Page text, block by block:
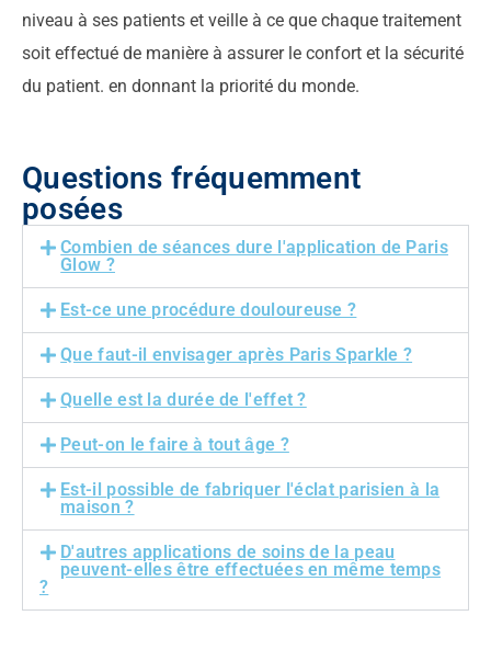
niveau à ses patients et veille à ce que chaque traitement
soit effectué de manière à assurer le confort et la sécurité
du patient. en donnant la priorité du monde.
Questions fréquemment
posées
Combien de séances dure l'application de Paris
Glow ?
Est-ce une procédure douloureuse ?
Que faut-il envisager après Paris Sparkle ?
Quelle est la durée de l'effet ?
Peut-on le faire à tout âge ?
Est-il possible de fabriquer l'éclat parisien à la
maison ?
D'autres applications de soins de la peau
peuvent-elles être effectuées en même temps
?